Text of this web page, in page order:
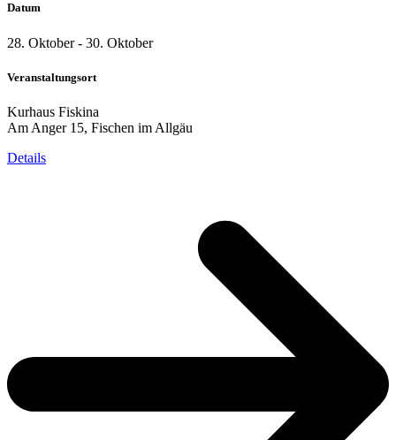
Datum
28. Oktober- 30. Oktober
Veranstaltungsort
Kurhaus Fiskina
Am Anger 15, Fischen im Allgäu
Details